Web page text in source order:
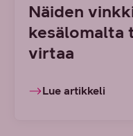
Näiden
kesälomalta
virtaa
Lue artikkeli